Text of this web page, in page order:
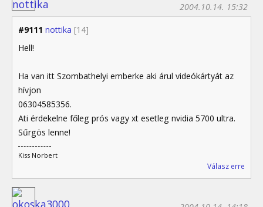
#9111 nottika [14]
2004.10.14. 15:32
Hell!
Ha van itt Szombathelyi emberke aki árul videókártyát az
hívjon
06304585356.
Ati érdekelne főleg prós vagy xt esetleg nvidia 5700 ultra.
Sűrgös lenne!
Kiss Norbert
Válasz erre